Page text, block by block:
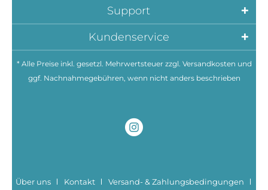
Kundenservice
Support
* Alle Preise inkl. gesetzl. Mehrwertsteuer zzgl. Versandkosten und
ggf. Nachnahmegebühren, wenn nicht anders beschrieben
Über uns Kontakt
Versand- & Zahlungsbedingungen